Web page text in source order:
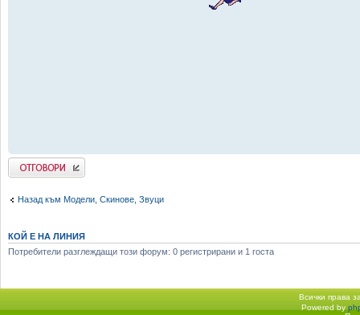
Добави отговор
Назад към Модели, Скинове, Звуци
КОЙ Е НА ЛИНИЯ
Потребители разглеждащи този форум: 0 регистрирани и 1 госта
Всички права
Начало форум Powered by